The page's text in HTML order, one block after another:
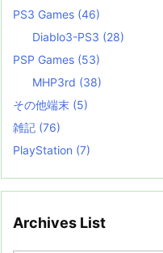
PS3 Games (46)
Diablo3-PS3 (28)
PSP Games (53)
MHP3rd (38)
その他端末 (5)
雑記 (76)
PlayStation (7)
Archives List